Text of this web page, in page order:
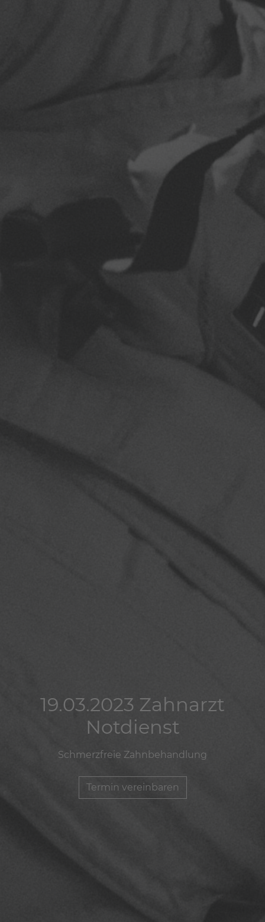
19.03.2023 Zahnarzt
Notdienst
Schmerzfreie Zahnbehandlung
Termin vereinbaren
19.03.2023 Zahnarzt
Notdienst
Schmerzfreie Zahnbehandlung
Termin vereinbaren
19.03.2023 Zahnarzt
Notdienst
Schmerzfreie Zahnbehandlung
Termin vereinbaren